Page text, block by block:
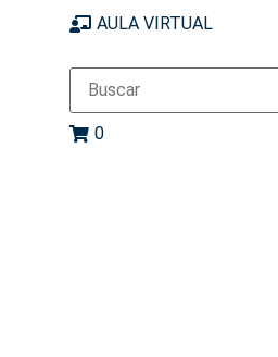
AULA VIRTUAL
0